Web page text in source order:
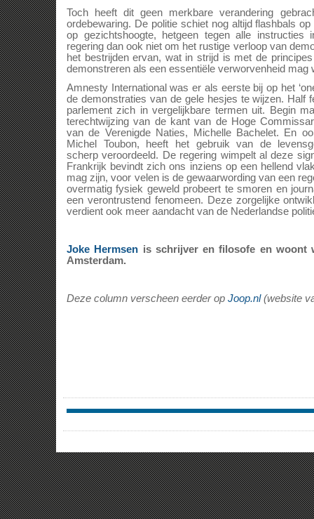
Toch heeft dit geen merkbare verandering
ordebewaring. De politie schiet nog altijd flashbals
op gezichtshoogte, hetgeen tegen alle instructies
regering dan ook niet om het rustige verloop van
het bestrijden ervan, wat in strijd is met de
demonstreren als een essentiële verworvenheid mag
Amnesty International was er als eerste bij op het
de demonstraties van de gele hesjes te wijzen. Half
parlement zich in vergelijkbare termen uit. Begin
terechtwijzing van de kant van de Hoge
van de Verenigde Naties, Michelle Bachelet. En
Michel Toubon, heeft het gebruik van de
scherp veroordeeld. De regering wimpelt al deze
Frankrijk bevindt zich ons inziens op een hellend
mag zijn, voor velen is de gewaarwording van een
overmatig fysiek geweld probeert te smoren en
een verontrustend fenomeen. Deze zorgelijke
verdient ook meer aandacht van de Nederlandse
Joke Hermsen is schrijver en filosofe en woont
Amsterdam.
Deze column verscheen eerder op Joop.nl(website